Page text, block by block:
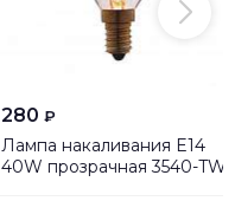
280 ₽
Лампа накаливания E14
40W прозрачная 3540-TW